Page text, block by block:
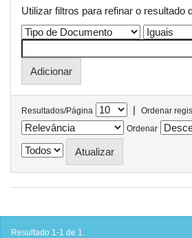
Utilizar filtros para refinar o resultado
Resultados/Página |
Ordenar
Ordenar
Resultado 1-1 de 1.